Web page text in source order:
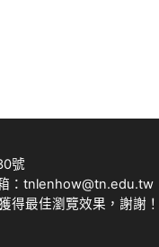
號
：tnlenhow@tn.edu.tw
得最佳瀏覽效果，謝謝！